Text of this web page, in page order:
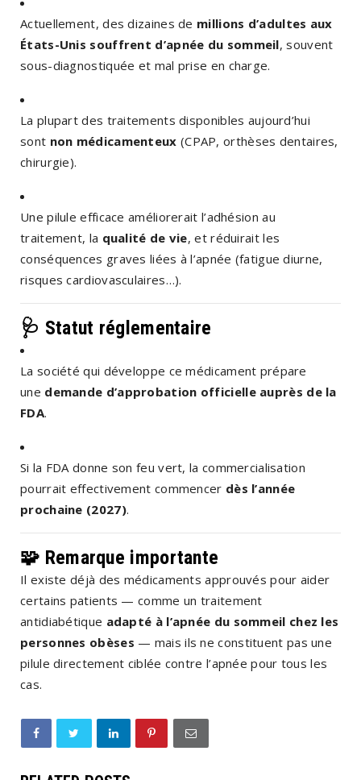
Actuellement, des dizaines de millions d’adultes aux
États-Unis souffrent d’apnée du sommeil, souvent
sous-diagnostiquée et mal prise en charge.
La plupart des traitements disponibles aujourd’hui
sont non médicamenteux (CPAP, orthèses dentaires,
chirurgie).
Une pilule efficace améliorerait l’adhésion au
traitement, la qualité de vie, et réduirait les
conséquences graves liées à l’apnée (fatigue diurne,
risques cardiovasculaires…).
🩺 Statut réglementaire
La société qui développe ce médicament prépare
une demande d’approbation officielle auprès de la
FDA.
Si la FDA donne son feu vert, la commercialisation
pourrait effectivement commencer dès l’année
prochaine (2027).
🧩 Remarque importante
Il existe déjà des médicaments approuvés pour aider
certains patients — comme un traitement
antidiabétique adapté à l’apnée du sommeil chez les
personnes obèses — mais ils ne constituent pas une
pilule directement ciblée contre l’apnée pour tous les
cas.